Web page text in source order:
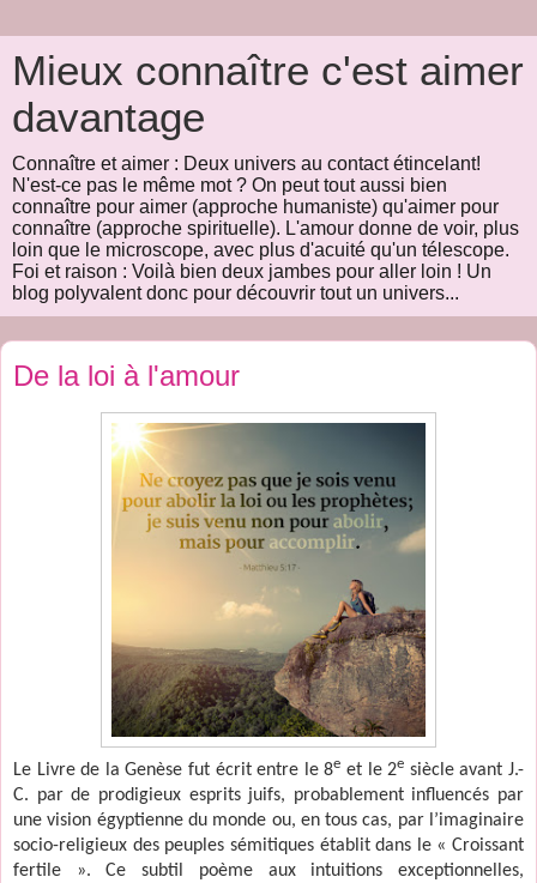
Mieux connaître c'est aimer
davantage
Connaître et aimer : Deux univers au contact étincelant!
N'est-ce pas le même mot ? On peut tout aussi bien
connaître pour aimer (approche humaniste) qu'aimer pour
connaître (approche spirituelle). L'amour donne de voir, plus
loin que le microscope, avec plus d'acuité qu'un télescope.
Foi et raison : Voilà bien deux jambes pour aller loin ! Un
blog polyvalent donc pour découvrir tout un univers...
De la loi à l'amour
Le Livre de la Genèse fut écrit entre le 8e et le 2e siècle avant J.-
C. par de prodigieux esprits juifs, probablement influencés par
une vision égyptienne du monde ou, en tous cas, par l’imaginaire
socio-religieux des peuples sémitiques établit dans le « Croissant
fertile ». Ce subtil poème aux intuitions exceptionnelles,